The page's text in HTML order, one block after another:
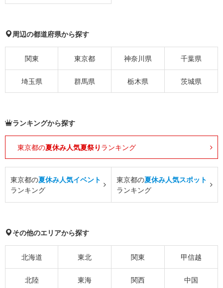
周辺の都道府県から探す
関東 東京都 神奈川県 千葉県
埼玉県 群馬県 栃木県 茨城県
ランキングから探す
東京都の夏休み人気夏祭り ランキング
東京都の夏休み人気イベント
ランキング
東京都の夏休み人気スポット
ランキング
その他のエリアから探す
北海道 東北 関東 甲信越
北陸 東海 関西 中国